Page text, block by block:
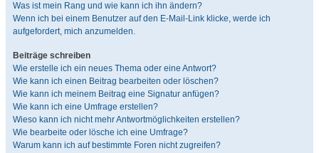
Was ist mein Rang und wie kann ich ihn ändern?
Wenn ich bei einem Benutzer auf den E-Mail-Link klicke, werde ich
aufgefordert, mich anzumelden.
Beiträge schreiben
Wie erstelle ich ein neues Thema oder eine Antwort?
Wie kann ich einen Beitrag bearbeiten oder löschen?
Wie kann ich meinem Beitrag eine Signatur anfügen?
Wie kann ich eine Umfrage erstellen?
Wieso kann ich nicht mehr Antwortmöglichkeiten erstellen?
Wie bearbeite oder lösche ich eine Umfrage?
Warum kann ich auf bestimmte Foren nicht zugreifen?